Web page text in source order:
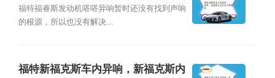
发动机哒哒响原因
福特福睿斯发动机嗒嗒异响暂时还没有找到声响
的根源，所以也没有解决...
福特新福克斯车内异响，新福克斯内